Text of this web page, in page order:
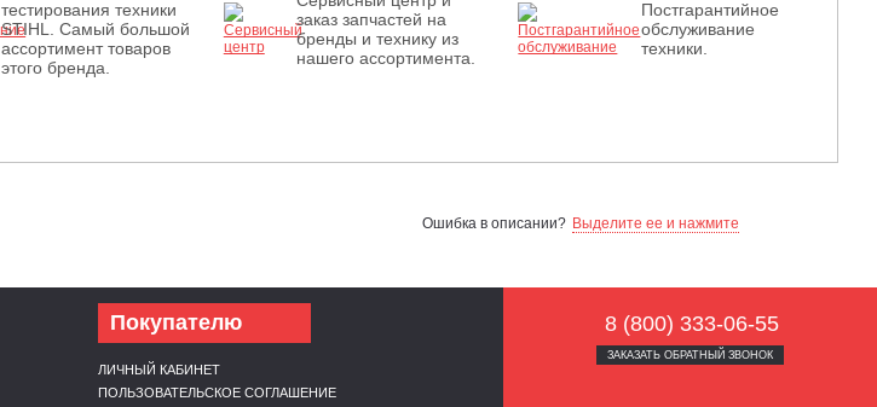
тестирования техники
STIHL. Самый большой
ассортимент товаров
этого бренда.
заказ запчастей на
бренды и технику из
нашего ассортимента.
Постгарантийное
обслуживание
техники.
Ошибка в описании? Выделите ее и нажмите
Покупателю
ЛИЧНЫЙ КАБИНЕТ
ПОЛЬЗОВАТЕЛЬСКОЕ СОГЛАШЕНИЕ
8 (800) 333-06-55
ЗАКАЗАТЬ ОБРАТНЫЙ ЗВОНОК